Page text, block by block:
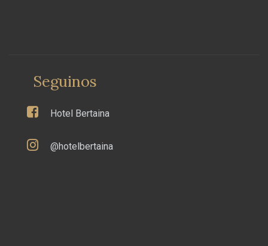
Seguinos
Hotel Bertaina
@hotelbertaina